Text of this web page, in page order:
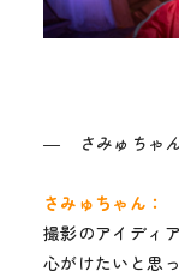
― さみゅちゃん
さみゅちゃん：
撮影のアイディ
心がけたいと思